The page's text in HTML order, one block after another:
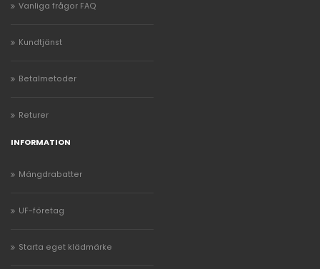
Vanliga frågor FAQ
Kundtjänst
Betalmetoder
Returer
INFORMATION
Mängdrabatter
UF-företag
Starta eget klädmärke